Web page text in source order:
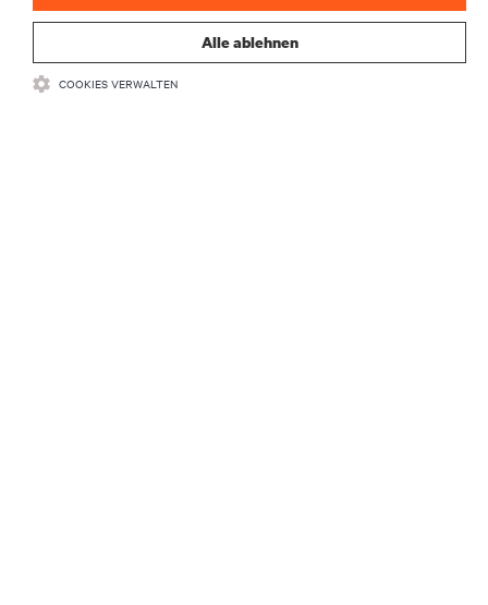
Alle ablehnen
COOKIES VERWALTEN